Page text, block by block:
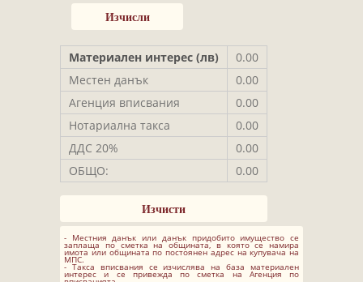
Материален интерес (лв)
0.00
Местен данък
0.00
Агенция вписвания
0.00
Нотариална такса
0.00
ДДС 20%
0.00
ОБЩО:
0.00
- Местния данък или данък придобито имущество се
заплаща по сметка на общината, в която се намира
имота или общината по постоянен адрес на купувача на
МПС.
- Такса вписвания се изчислява на база материален
интерес и се привежда по сметка на Агенция по